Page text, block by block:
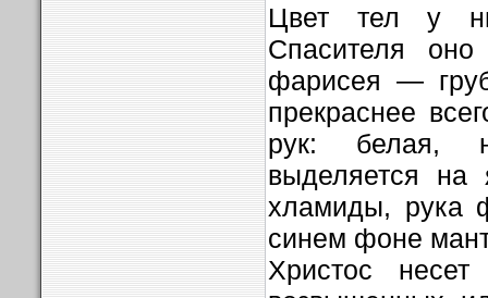
Цвет тел у
Спасителя
фарисея —
прекраснее
рук: белая,
выделяется на
хламиды, рука
синем фоне
Христос